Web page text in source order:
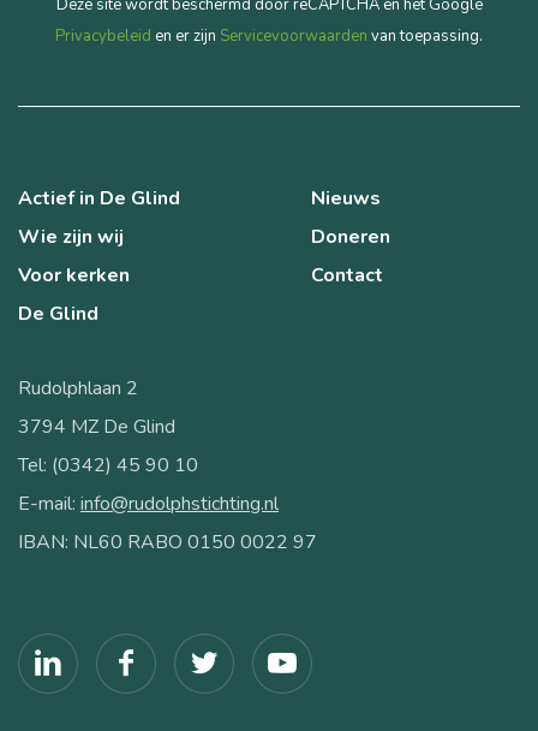
Deze site wordt beschermd door reCAPTCHA en het Google
Privacybeleid en er zijn Servicevoorwaarden van toepassing.
Actief in De Glind
Wie zijn wij
Voor kerken
De Glind
Nieuws
Doneren
Contact
Rudolphlaan 2
3794 MZ De Glind
Tel: (0342) 45 90 10
E-mail: info@rudolphstichting.nl
IBAN: NL60 RABO 0150 0022 97